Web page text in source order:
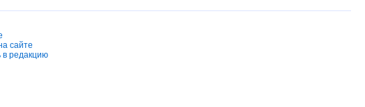
сайте
в редакцию